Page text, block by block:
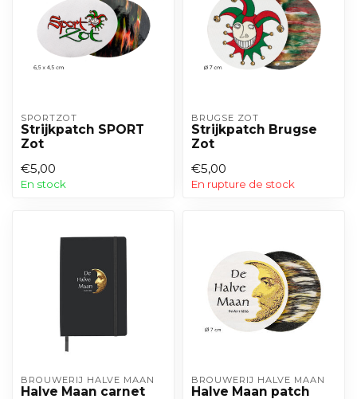
SPORTZOT
Strijkpatch SPORT
Zot
€5,00
En stock
BRUGSE ZOT
Strijkpatch Brugse
Zot
€5,00
En rupture de stock
BROUWERIJ HALVE MAAN
Halve Maan carnet
BROUWERIJ HALVE MAAN
Halve Maan patch